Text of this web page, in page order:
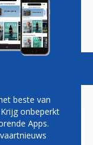
Vacatures
beste van
onbeperkt
Apps.